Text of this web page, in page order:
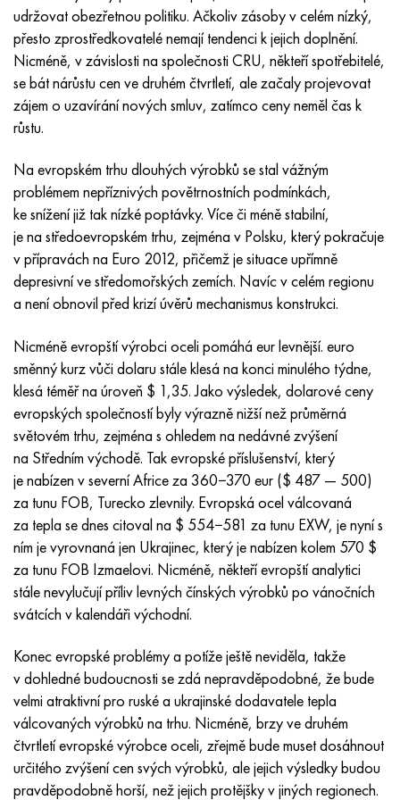
udržovat obezřetnou politiku. Ačkoliv zásoby v celém nízký,
přesto zprostředkovatelé nemají tendenci k jejich doplnění.
Nicméně, v závislosti na společnosti CRU, někteří spotřebitelé,
se bát nárůstu cen ve druhém čtvrtletí, ale začaly projevovat
zájem o uzavírání nových smluv, zatímco ceny neměl čas k
růstu.
Na evropském trhu dlouhých výrobků se stal vážným
problémem nepříznivých povětrnostních podmínkách,
ke snížení již tak nízké poptávky. Více či méně stabilní,
je na středoevropském trhu, zejména v Polsku, který pokračuje
v přípravách na Euro 2012, přičemž je situace upřímně
depresivní ve středomořských zemích. Navíc v celém regionu
a není obnovil před krizí úvěrů mechanismus konstrukci.
Nicméně evropští výrobci oceli pomáhá eur levnější. euro
směnný kurz vůči dolaru stále klesá na konci minulého týdne,
klesá téměř na úroveň $ 1,35. Jako výsledek, dolarové ceny
evropských společností byly výrazně nižší než průměrná
světovém trhu, zejména s ohledem na nedávné zvýšení
na Středním východě. Tak evropské příslušenství, který
je nabízen v severní Africe za 360−370 eur ($ 487 — 500)
za tunu FOB, Turecko zlevnily. Evropská ocel válcovaná
za tepla se dnes citoval na $ 554−581 za tunu EXW, je nyní s
ním je vyrovnaná jen Ukrajinec, který je nabízen kolem 570 $
za tunu FOB Izmaelovi. Nicméně, někteří evropští analytici
stále nevylučují příliv levných čínských výrobků po vánočních
svátcích v kalendáři východní.
Konec evropské problémy a potíže ještě neviděla, takže
v dohledné budoucnosti se zdá nepravděpodobné, že bude
velmi atraktivní pro ruské a ukrajinské dodavatele tepla
válcovaných výrobků na trhu. Nicméně, brzy ve druhém
čtvrtletí evropské výrobce oceli, zřejmě bude muset dosáhnout
určitého zvýšení cen svých výrobků, ale jejich výsledky budou
pravděpodobně horší, než jejich protějšky v jiných regionech.
Inotherm
incotest
Jette M152
Kobalt 6B
maraging 250
René 41
Maraging 300
Maraging 350
MP35N
MP159
Multimet n155
Nicrofer 5923 hMo
Nicrofer 6030
Nitronik 40
Nitronic 60
Nitronik 75
Nimonic 80a
47ND
47НХР
49 KF
49K2F, 49K2FA-VI
Slitina 50N
Slitina 50NP
50 NHS
52K12F
56DGNH
68NKhVKTYu
79NM, Magnifer 7904
80NM
80NMV-VI
81HMA
Druhy přesných slitin
Termobimetaly
HN62VMYUT
HN62MVKYU
HN63 MB
XN65VM
KhN65VMTYu
KhN67MVTYu
KhN68VKTYU
KhN68VMTYUK-vd
KhN70VMTYu
HN73MBTYu
XN70YU
HN75 MBTYu
XN75TBYu
XN77TYu
HN78Т
HN80TBY
N65M, EP982
VT-35
PT-1M
PT-3V
PT-7M
SPT-2 sv
AT3
TL3
5B
TL5
V 6
TS-6
14 titan
40 titan
1.4466 - AISI 310MoLn
Slitina Al6xn
15-7Ph® - 1,4532
PH 13-8 Po - 1,4534
1,4542 - 17-4Ph®
Custom 455® - 1.4543 - uns s45500
1,4545 - 15-5Ph®
1,4548 - 17-4Ph®
1,4550 - AISI 347
1.4567 - AISI 304Cu
1,4570-aisi303Cu
1.4574 - Slitina PH 15-7 Mo®
1.4580 - AISI 316Cb
1,4597 - AISI 204Cu
Slitina 31 - 1,4562
Alloy 254smo® - 1,4547
Slitina 926 - 1,4529
10X17H13M3T
10X18N18Yu4D
11X11N2V2MF
12Х18Н9Т
13X11N2V2MF
15x11mf
15x12vnmf
15H12H2MVFAB
15X16K5N2MVFAB
15X16H2AM
18X11MNFB
18X12VMBFR
20X12VNMF
20H3MMF
37X12N8G8MFB
40X10X2M
40Х9С2
2,0872, CuNi10Fe1Mn, Cw352h
Silikonový hliníkový bronz
CW301G, C64200
křemíkový bronz
C65500, CuAl11Fe3
C65620, CuSi3Fe2Zn3
C65100, CuSi 1,5
Cín-olověný bronz
c92200, CuSn6Zn4Pb2
Červená mosaz
C84400, CuSn2ZnPb
C83600, CuSn5ZnPb
45G2, 45g2, AISI 1144
Legovaná konstrukční ocel
10g2, 10g2, AISI 1513
12X2H4A, 15NiCr13, 1,5752
AC14, 11SMnPb30
20G, 20mn5
20XH3A, AISI 4320, 20hn3a
20HM, 24CrMo5, 20hm
25KhGM, 20CrMo5, 1,7264
30X, AISI 5130, 30h
30hgs, 30hgs
30hgsa, 30hgsa
30hgsn2a, 30hgsna
30xn2ma, 30CrNiMo8
34khn3ma, 36NiCrMo16, 35NiCrMo16
35hgs, 35hgs
35hgsa, 35hgsa
Р6М5, 1.3343, hs6-5-2, sw7m
Р6М5К5, 1,3243, hs6-5-2-5
R6M5F3, 1,3344, hs6-5-3
Р9М4К8,1,3207
R12F3, 1,3318, sw12
P18, 1,3355, hs18-0-1, sw18
Uhlíková ocel
У10,1.1645, C105W1
11G12, 110G13L, X120Mn12